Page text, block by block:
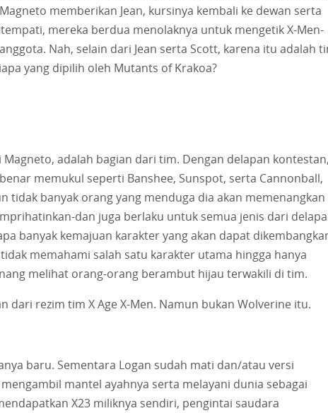
memberikan Jean, kursinya kembali ke dewan serta
mereka berdua menolaknya untuk mengetik X-Men-
Nah, selain dari Jean serta Scott, karena itu adalah
yang dipilih oleh Mutants of Krakoa?
adalah bagian dari tim. Dengan delapan
memukul seperti Banshee, Sunspot, serta Cannonball,
tidak banyak orang yang menduga dia akan memenangkan
dan juga berlaku untuk semua jenis dari
banyak kemajuan karakter yang akan dapat
memahami salah satu karakter utama hingga hanya
melihat orang-orang berambut hijau terwakili di tim.
dari rezim tim X Age X-Men. Namun bukan Wolverine itu.
baru. Sementara Logan sudah mati dan/atau versi
mantel ayahnya serta melayani dunia sebagai
X23 miliknya sendiri, pengintai saudara